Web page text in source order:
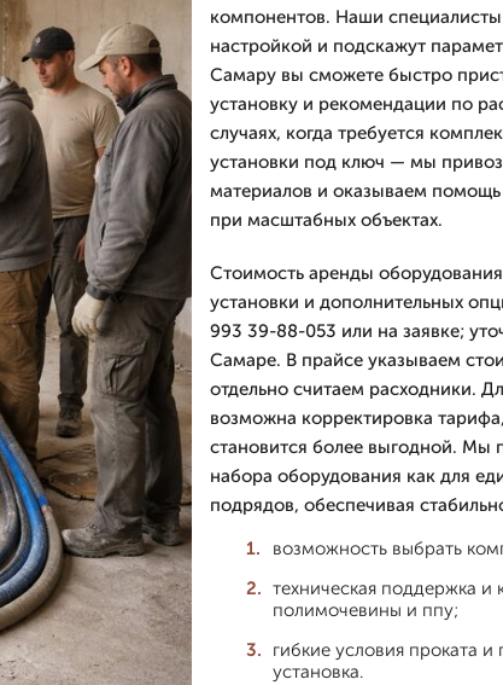
компонентов. Наши
настройкой и подскажут
Самару вы сможете быстро
установку и рекомендации по
случаях, когда требуется
установки под ключ — мы
материалов и оказываем
при масштабных объектах.
Стоимость аренды
установки и дополнительных
993 39-88-053 или на заявке;
Самаре. В прайсе указываем
отдельно считаем расходники.
возможна корректировка
становится более выгодной. Мы
набора оборудования как для
подрядов, обеспечивая
возможность выбрать
техническая поддержка
полимочевины и ппу;
гибкие условия проката
установка.